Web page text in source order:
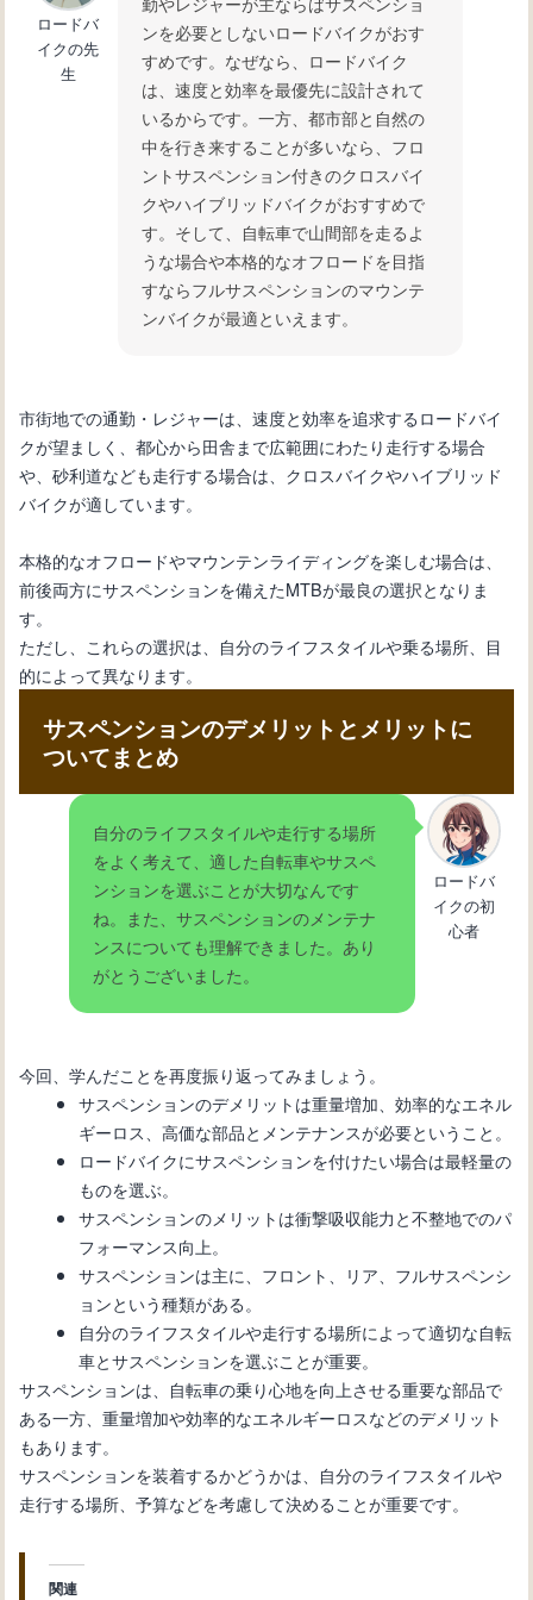
ロードバ
イクの先
生
ンを必要としないロードバイクがおす
すめです。なぜなら、ロードバイク
は、速度と効率を最優先に設計されて
いるからです。一方、都市部と自然の
中を行き来することが多いなら、フロ
ントサスペンション付きのクロスバイ
クやハイブリッドバイクがおすすめで
す。そして、自転車で山間部を走るよ
うな場合や本格的なオフロードを目指
すならフルサスペンションのマウンテ
ンバイクが最適といえます。
市街地での通勤・レジャーは、速度と効率を追求するロードバイ
クが望ましく、都心から田舎まで広範囲にわたり走行する場合
や、砂利道なども走行する場合は、クロスバイクやハイブリッド
バイクが適しています。
本格的なオフロードやマウンテンライディングを楽しむ場合は、
前後両方にサスペンションを備えたMTBが最良の選択となりま
す。
ただし、これらの選択は、自分のライフスタイルや乗る場所、目
的によって異なります。
サスペンションのデメリットとメリットに
ついてまとめ
自分のライフスタイルや走行する場所
をよく考えて、適した自転車やサスペ
ンションを選ぶことが大切なんです
ね。また、サスペンションのメンテナ
ンスについても理解できました。あり
がとうございました。
ロードバ
イクの初
心者
今回、学んだことを再度振り返ってみましょう。
サスペンションのデメリットは重量増加、効率的なエネル
ギーロス、高価な部品とメンテナンスが必要ということ。
ロードバイクにサスペンションを付けたい場合は最軽量の
ものを選ぶ。
サスペンションのメリットは衝撃吸収能力と不整地でのパ
フォーマンス向上。
サスペンションは主に、フロント、リア、フルサスペンシ
ョンという種類がある。
自分のライフスタイルや走行する場所によって適切な自転
車とサスペンションを選ぶことが重要。
サスペンションは、自転車の乗り心地を向上させる重要な部品で
ある一方、重量増加や効率的なエネルギーロスなどのデメリット
もあります。
サスペンションを装着するかどうかは、自分のライフスタイルや
走行する場所、予算などを考慮して決めることが重要です。
関連